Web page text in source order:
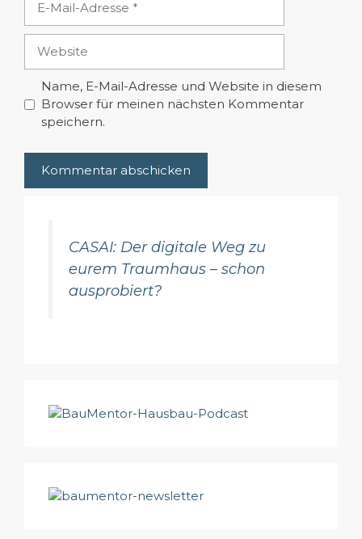
Mail-
Adresse
Name, E-Mail-Adresse und Website in diesem
Browser für meinen nächsten Kommentar
speichern.
CASAI: Der digitale Weg zu
eurem Traumhaus – schon
ausprobiert?